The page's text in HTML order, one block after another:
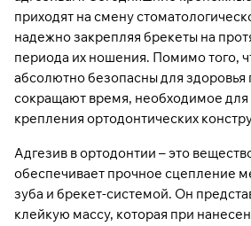
приходят на смену
надежно закрепляя брекеты на
периода их ношения. Помимо того,
абсолютно безопасны для здоровья
сокращают время, необходимое
крепления ортодонтических
Адгезив в ортодонтии – это
обеспечивает прочное сцепление
зуба и брекет-системой. Он
клейкую массу, которая при